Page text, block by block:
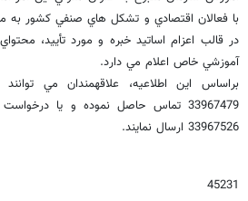
با فعالان اقتصادي و تشکل هاي صنفي کشور به
در قالب اعزام اساتيد خبره و مورد تأييد،
آموزشي خاص اعلام مي دارد.
33967479 تماس حاصل نموده و يا
33967526 ارسال نمايند.
45231